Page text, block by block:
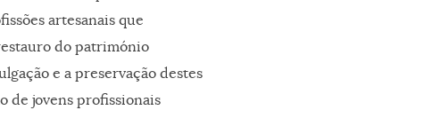
artesanais que
do património
e a preservação destes
de jovens profissionais